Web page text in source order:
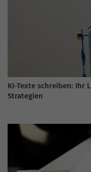
KI-Texte schreiben: Ihr
Strategien